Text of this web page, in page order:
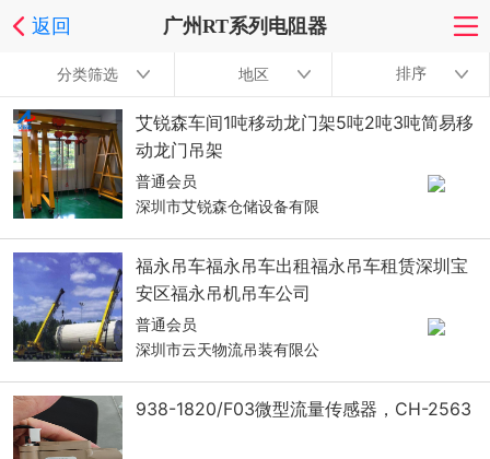
返回 广州RT系列电阻器
分类筛选 地区 排序
艾锐森车间1吨移动龙门架5吨2吨3吨简易移
动龙门吊架
普通会员
深圳市艾锐森仓储设备有限
福永吊车福永吊车出租福永吊车租赁深圳宝
安区福永吊机吊车公司
普通会员
深圳市云天物流吊装有限公
938-1820/F03微型流量传感器，CH-2563